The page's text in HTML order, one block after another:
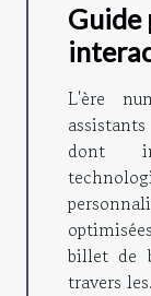
Guide
L'ère
dont
billet de
travers